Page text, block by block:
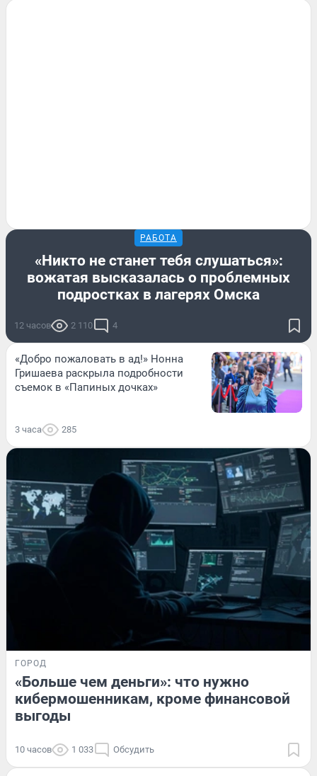
РАБОТА
«Никто не станет тебя слушаться»:
вожатая высказалась о проблемных
подростках в лагерях Омска
12 часов 2 110 4
«Добро пожаловать в ад!» Нонна
Гришаева раскрыла подробности
съемок в «Папиных дочках»
3 часа 285
ГОРОД
«Больше чем деньги»: что нужно
кибермошенникам, кроме финансовой
выгоды
10 часов 1 033 Обсудить